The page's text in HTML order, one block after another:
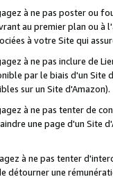
à ne pas poster ou
au premier plan ou à
à votre Site qui
à ne pas inclure de
par le biais d'un Site
sur un Site d'Amazon).
à ne pas tenter de
une page d'un Site
à ne pas tenter
détourner une